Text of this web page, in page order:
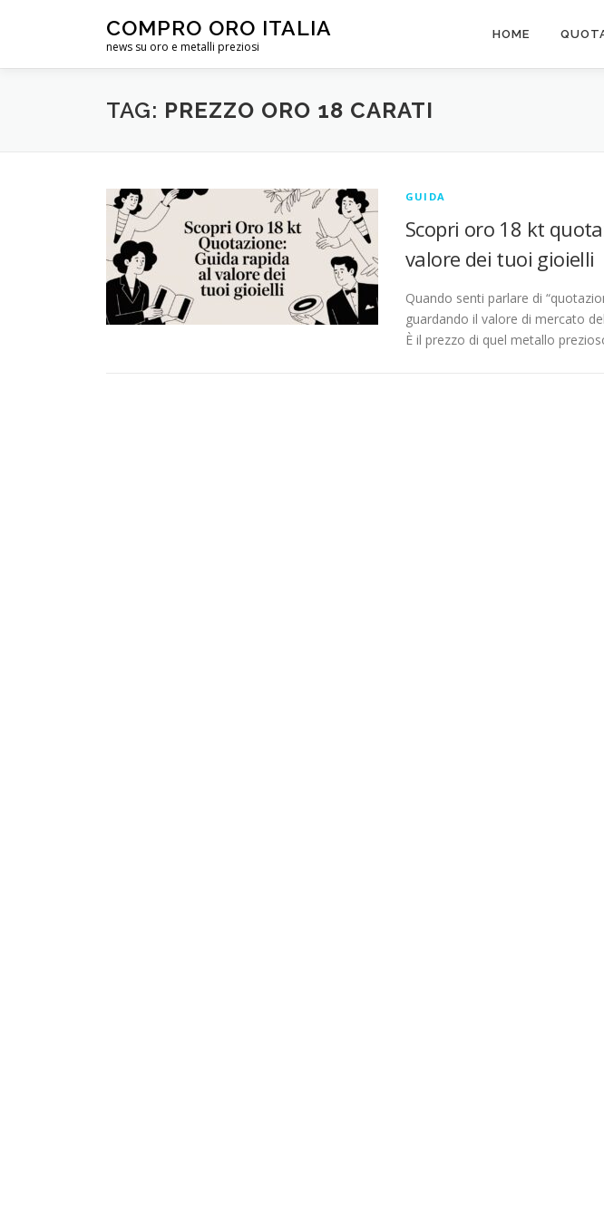
COMPRO ORO ITALIA
news su oro e metalli preziosi
HOME
TAG: PREZZO ORO 18 CARATI
GUIDA
Scopri oro 18 kt
valore dei tuoi gioielli
Quando senti parlare di
guardando il valore di mercato
È il prezzo di quel metallo